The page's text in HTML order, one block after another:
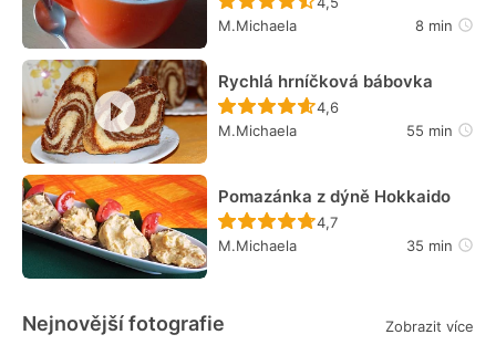
M.Michaela
8 min
Rychlá hrníčková bábovka
Recept ještě nebyl
4,6
M.Michaela
55 min
Pomazánka z dýně Hokkaido
Recept ještě nebyl
4,7
M.Michaela
35 min
Nejnovější fotografie Zobrazit více